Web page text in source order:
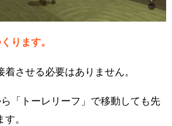
ります。
させる必要はありません。
「トーレリーフ」で移動しても先
。